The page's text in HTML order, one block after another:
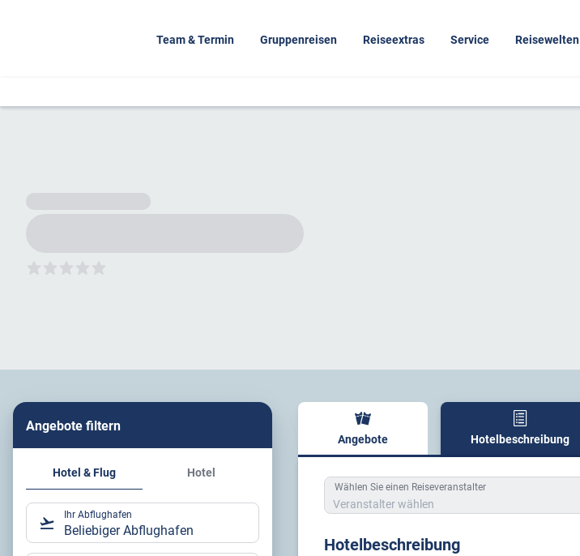
Team & Termin Gruppenreisen Reiseextras Service Reisewelten
Angebote filtern
Hotel & Flug Hotel
Ihr Abflughafen
Beliebiger Abflughafen
Angebote Hotelbeschreibung
Hotelbeschreibung
Wählen Sie einen Reiseveranstalter
Veranstalter wählen
Hotelbeschreibung